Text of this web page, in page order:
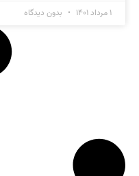
۱ مرداد ۱۴۰۱ بدون دیدگاه